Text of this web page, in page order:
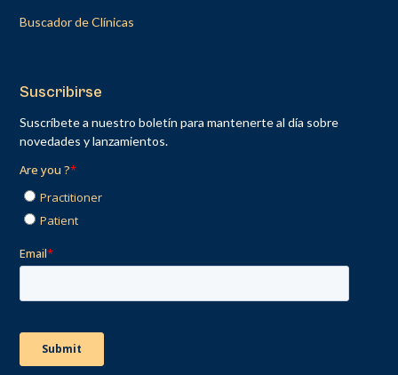
Buscador de Clínicas
Suscribirse
Suscríbete a nuestro boletín para mantenerte al día sobre
novedades y lanzamientos.